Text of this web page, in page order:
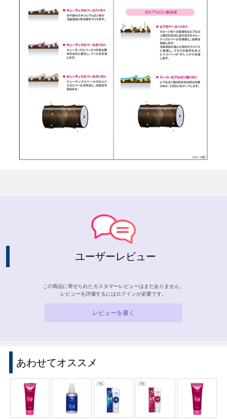
ユーザーレビュー
この商品に寄せられたカスタマーレビューはまだありません。
レビューを評価するには ログインが必要です。
レビューを書く
あわせてオススメ